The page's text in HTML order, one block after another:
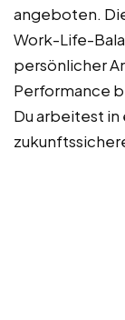
angeboten.
Work-Life-
persönlicher
Performance
Du arbeitest